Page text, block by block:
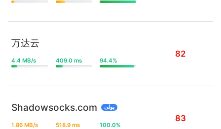
万达云
4.4 MB/s 409.0 ms 94.4%
82
Shadowsocks.com پولی
1.86 MB/s 518.9 ms 100.0%
83